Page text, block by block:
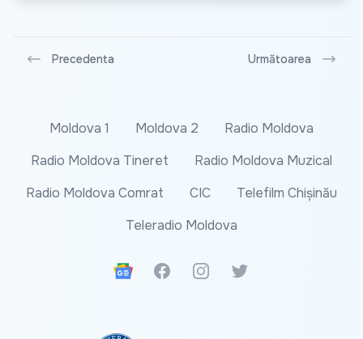
Precedenta Următoarea
Moldova 1 Moldova 2
Radio Moldova
Radio Moldova Tineret
Radio Moldova Muzical
Radio Moldova Comrat
CIC
Telefilm Chișinău
Teleradio Moldova
Google News
FacebookInstagramTwitter